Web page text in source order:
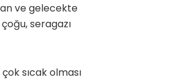
ve gelecekte
seragazı
sıcak olması